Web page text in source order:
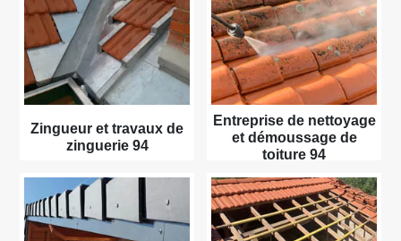
Zingueur et travaux de
zinguerie 94
Entreprise de nettoyage
et démoussage de
toiture 94